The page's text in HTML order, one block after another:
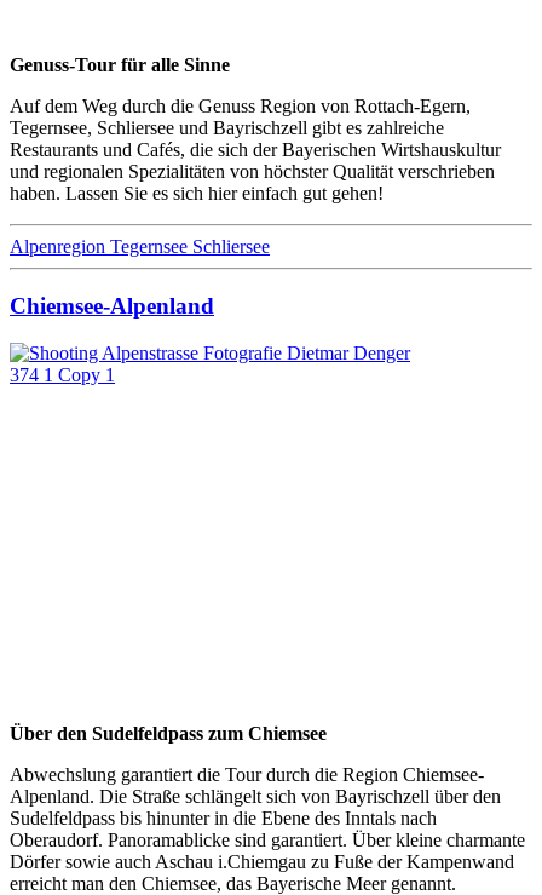
Genuss-Tour für alle Sinne
Auf dem Weg durch die Genuss Region von Rottach-Egern,
Tegernsee, Schliersee und Bayrischzell gibt es zahlreiche
Restaurants und Cafés, die sich der Bayerischen Wirtshauskultur
und regionalen Spezialitäten von höchster Qualität verschrieben
haben. Lassen Sie es sich hier einfach gut gehen!
Alpenregion Tegernsee Schliersee
Chiemsee-Alpenland
Über den Sudelfeldpass zum Chiemsee
Abwechslung garantiert die Tour durch die Region Chiemsee-
Alpenland. Die Straße schlängelt sich von Bayrischzell über den
Sudelfeldpass bis hinunter in die Ebene des Inntals nach
Oberaudorf. Panoramablicke sind garantiert. Über kleine charmante
Dörfer sowie auch Aschau i.Chiemgau zu Fuße der Kampenwand
erreicht man den Chiemsee, das Bayerische Meer genannt.